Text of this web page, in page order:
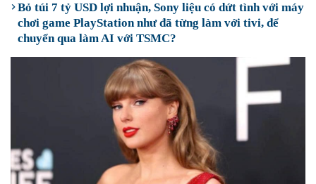
Bỏ túi 7 tỷ USD lợi nhuận, Sony liệu có dứt tình với máy
chơi game PlayStation như đã từng làm với tivi, để
chuyển qua làm AI với TSMC?